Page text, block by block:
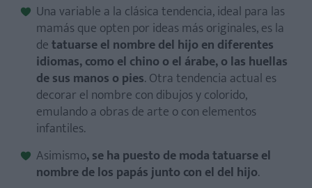
Una variable a la clásica tendencia, ideal para las
mamás que opten por ideas más originales, es la
detatuarse el nombre del hijo en diferentes
idiomas, como el chino o el árabe, o las huellas
de sus manos o pies. Otra tendencia actual es
decorar el nombre con dibujos y colorido,
emulando a obras de arte o con elementos
infantiles.
Asimismo,se ha puesto de moda tatuarse el
nombre de los papás junto con el del hijo.